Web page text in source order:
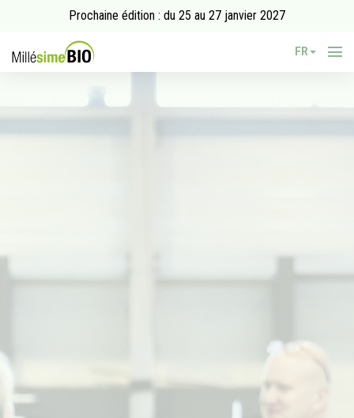
Prochaine édition : du 25 au 27 janvier 2027
FR